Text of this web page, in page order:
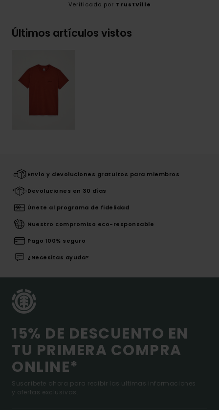
Verificado por TrustVille
Últimos artículos vistos
Envío y devoluciones gratuitos para miembros
Devoluciones en 30 días
Únete al programa de fidelidad
Nuestro compromiso eco-responsable
Pago 100% seguro
¿Necesitas ayuda?
15% DE DESCUENTO EN
TU PRIMERA COMPRA
ONLINE*
Suscríbete ahora para recibir las ultimas informaciones
y ofertas exclusivas.